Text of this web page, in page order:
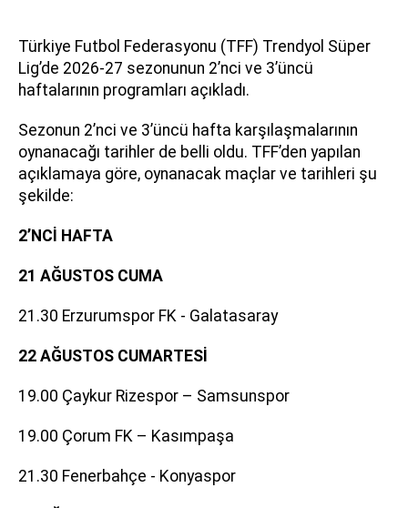
Türkiye Futbol Federasyonu (TFF) Trendyol Süper
Lig’de 2026-27 sezonunun 2’nci ve 3’üncü
haftalarının programları açıkladı.
Sezonun 2’nci ve 3’üncü hafta karşılaşmalarının
oynanacağı tarihler de belli oldu. TFF’den yapılan
açıklamaya göre, oynanacak maçlar ve tarihleri şu
şekilde:
2’NCİ HAFTA
21 AĞUSTOS CUMA
21.30 Erzurumspor FK - Galatasaray
22 AĞUSTOS CUMARTESİ
19.00 Çaykur Rizespor – Samsunspor
19.00 Çorum FK – Kasımpaşa
21.30 Fenerbahçe - Konyaspor